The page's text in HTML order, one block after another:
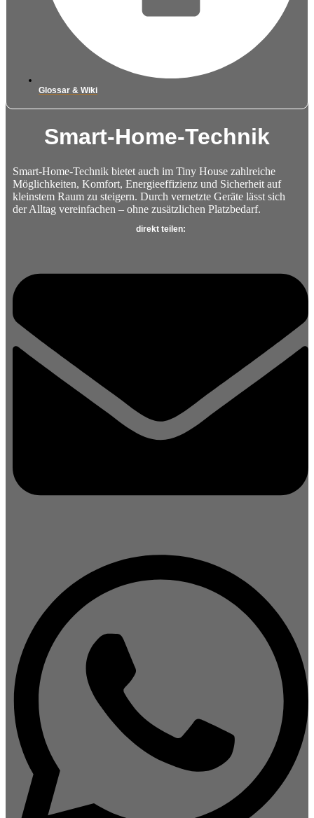
Glossar & Wiki
Smart-Home-Technik
Smart-Home-Technik bietet auch im Tiny House zahlreiche
Möglichkeiten, Komfort, Energieeffizienz und Sicherheit auf
kleinstem Raum zu steigern. Durch vernetzte Geräte lässt sich
der Alltag vereinfachen – ohne zusätzlichen Platzbedarf.
direkt teilen: